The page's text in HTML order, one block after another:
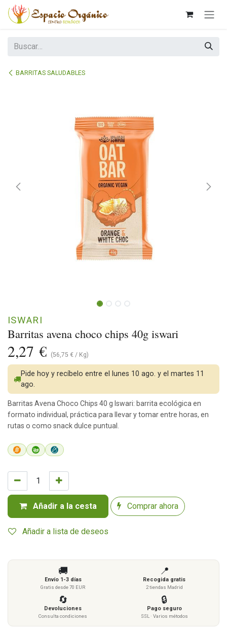
Ir al contenido
BARRITAS SALUDABLES
Barritas avena choco chips 40g iswari
ISWARI
2,27 € (56,75 € / Kg)
Añadir a la cesta Comprar ahora
Añadir a lista de deseos
Pide hoy y recíbelo entre el lunes 10 ago. y el martes 11
ago.
Barritas Avena Choco Chips 40 g Iswari: barrita ecológica en
formato individual, práctica para llevar y tomar entre horas, en
rutas o como snack dulce puntual.
🚚
Envío 1-3 días
Gratis desde 70 EUR
📍
Recogida gratis
2 tiendas Madrid
🔄
Devoluciones
Consulta condiciones
🔒
Pago seguro
SSL · Varios métodos